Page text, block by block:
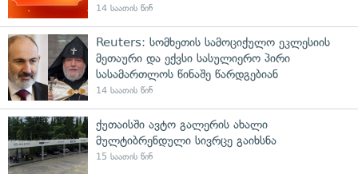
14 საათის წინ
Reuters: სომხეთის სამოციქულო ეკლესიის
მეთაური და ექვსი სასულიერო პირი
სასამართლოს წინაშე წარდგებიან
14 საათის წინ
ქუთაისში ავტო გალერის ახალი
მულტიბრენდული სივრცე გაიხსნა
15 საათის წინ